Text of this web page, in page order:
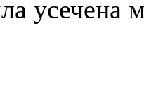
усечена